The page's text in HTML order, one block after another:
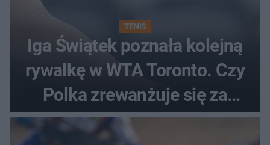
TENIS
Iga Świątek poznała kolejną
rywalkę w WTA Toronto. Czy
Polka zrewanżuje się za
ostatnią porażkę?